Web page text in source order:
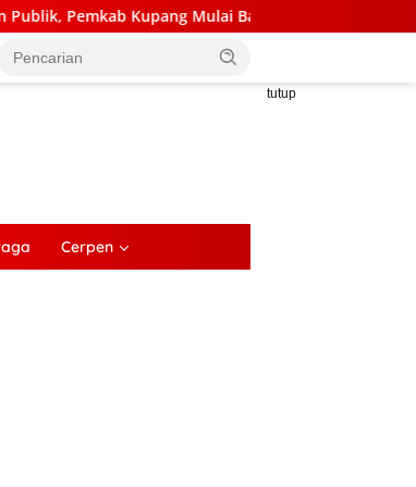
Kantor Camat Kupang Barat dan Amarasi
tutup
Cerpen